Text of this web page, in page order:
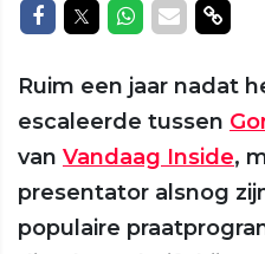
Delen op Facebook
Delen op Twitter
Delen op
Delen
Ruim een jaar nadat
escaleerde tussen
van Vandaag Inside,
presentator alsnog
populaire